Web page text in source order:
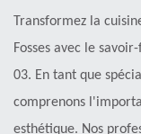
Transformez la
Fosses avec le
03. En tant que
comprenons
esthétique. Nos